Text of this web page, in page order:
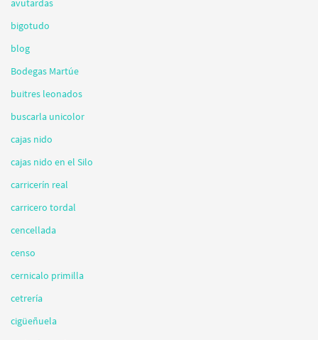
avutardas
bigotudo
blog
Bodegas Martúe
buitres leonados
buscarla unicolor
cajas nido
cajas nido en el Silo
carricerín real
carricero tordal
cencellada
censo
cernicalo primilla
cetrería
cigüeñuela